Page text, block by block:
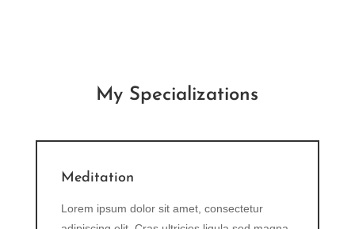
My Specializations
Meditation
Lorem ipsum dolor sit amet, consectetur